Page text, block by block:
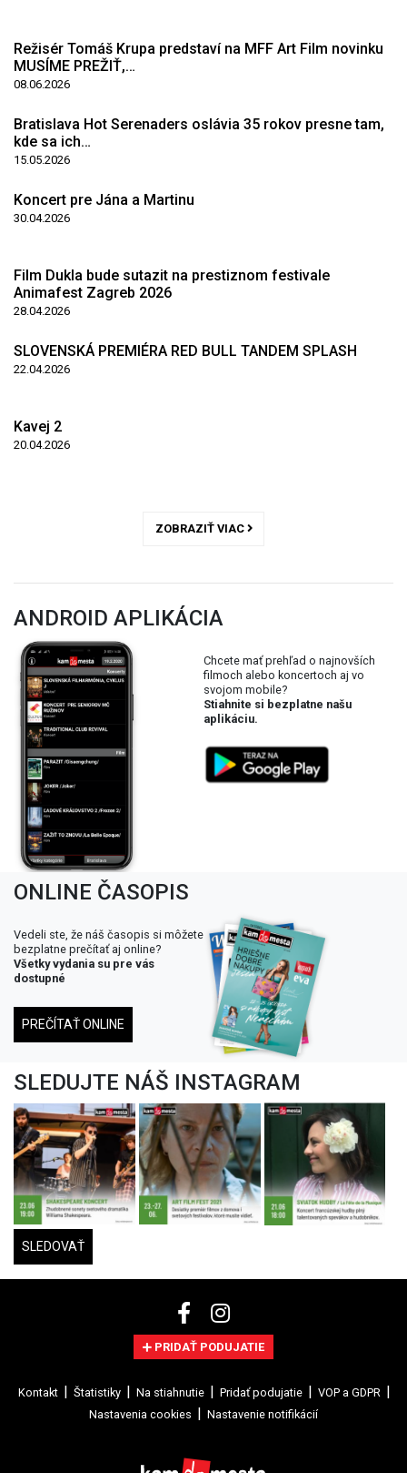
Režisér Tomáš Krupa predstaví na MFF Art Film novinku
MUSÍME PREŽIŤ,…
08.06.2026
Bratislava Hot Serenaders oslávia 35 rokov presne tam,
kde sa ich…
15.05.2026
Koncert pre Jána a Martinu
30.04.2026
Film Dukla bude sutazit na prestiznom festivale
Animafest Zagreb 2026
28.04.2026
SLOVENSKÁ PREMIÉRA RED BULL TANDEM SPLASH
22.04.2026
Kavej 2
20.04.2026
ZOBRAZIŤ VIAC
ANDROID APLIKÁCIA
Chcete mať prehľad o najnovších
filmoch alebo koncertoch aj vo
svojom mobile?
Stiahnite si bezplatne našu
aplikáciu.
ONLINE ČASOPIS
Vedeli ste, že náš časopis si môžete
bezplatne prečítať aj online?
Všetky vydania su pre vás
dostupné
PREČÍTAŤ ONLINE
SLEDUJTE NÁŠ INSTAGRAM
SLEDOVAŤ
PRIDAŤ PODUJATIE
Kontakt Štatistiky Na stiahnutie Pridať podujatie
VOP a GDPR
Nastavenia cookies
Nastavenie notifikácií